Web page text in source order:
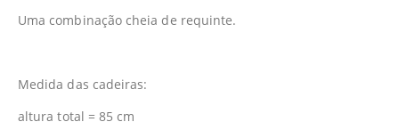
Uma combinação cheia de requinte.
Medida das cadeiras:
altura total = 85 cm